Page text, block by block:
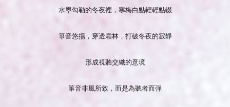
水墨勾勒的冬夜裡，寒梅白點輕輕點輟
箏音悠揚，穿透霜林，打破冬夜的寂靜
形成視聽交織的意境
箏音非風所致，而是為聽者而彈